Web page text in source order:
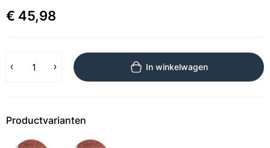
€ 45,98
In winkelwagen
Productvarianten